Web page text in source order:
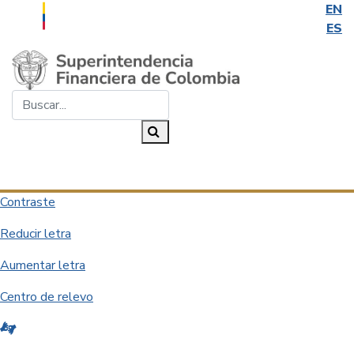
EN
ES
Saltar al contenido principal
Contraste
Reducir letra
Aumentar letra
Centro de relevo